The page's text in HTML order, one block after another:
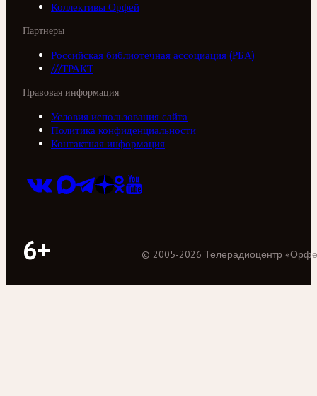
Коллективы Орфей
Партнеры
Российская библиотечная ассоциация (РБА)
///ТРАКТ
Правовая информация
Условия использования сайта
Политика конфиденциальности
Контактная информация
6+ © 2005-2026 Телерадиоцентр